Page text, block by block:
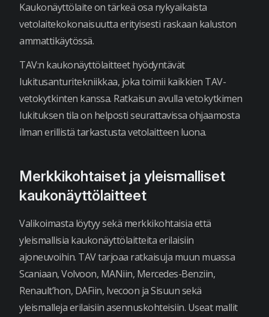
Kaukonäyttölaite on tärkeä osa nykyaikaista
vetolaitekokonaisuutta erityisesti raskaan kaluston
ammattikäytössä.
TAV:n kaukonäyttölaitteet hyödyntävät
lukitusanturitekniikkaa, joka toimii kaikkien TAV-
vetokytkinten kanssa. Ratkaisun avulla vetokytkimen
lukituksen tila on helposti seurattavissa ohjaamosta
ilman erillistä tarkastusta vetolaitteen luona.
Merkkikohtaiset ja yleismalliset
kaukonäyttölaitteet
Valikoimasta löytyy sekä merkkikohtaisia että
yleismallisia kaukonäyttölaitteita erilaisiin
ajoneuvoihin. TAV tarjoaa ratkaisuja muun muassa
Scaniaan, Volvoon, MANiin, Mercedes-Benziin,
Renault’hon, DAFiin, Ivecoon ja Sisuun sekä
yleismalleja erilaisiin asennuskohteisiin. Useat mallit